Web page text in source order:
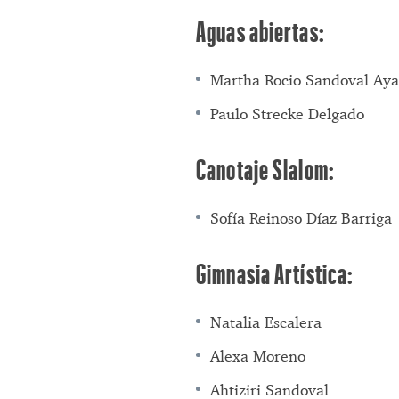
Aguas abiertas:
Martha Rocio Sandoval
Paulo Strecke Delgado
Canotaje Slalom:
Sofía Reinoso Díaz Barriga
Gimnasia Artística:
Natalia Escalera
Alexa Moreno
Ahtiziri Sandoval